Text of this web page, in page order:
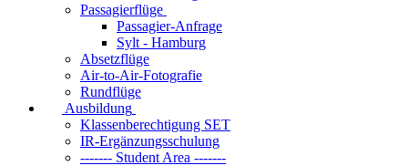
Passagierflüge
Passagier-Anfrage
Sylt - Hamburg
Absetzflüge
Air-to-Air-Fotografie
Rundflüge
Ausbildung
Klassenberechtigung SET
IR-Ergänzungsschulung
------- Student Area -------